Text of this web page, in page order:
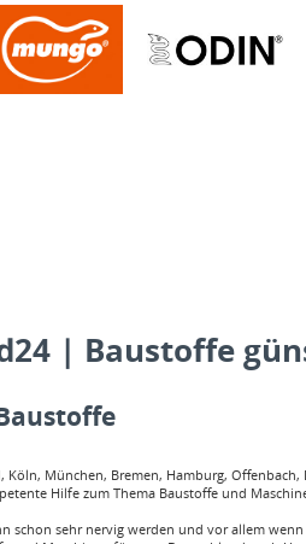
| Baustoffe
München, Bremen, Hamburg,
Hilfe zum Thema Baustoffe und
schon sehr nervig werden und vor allem